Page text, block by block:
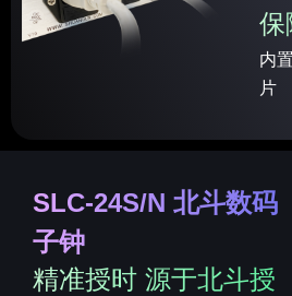
保
内
片
SLC-24S/N 北斗数码
子钟
精准授时 源于北斗授